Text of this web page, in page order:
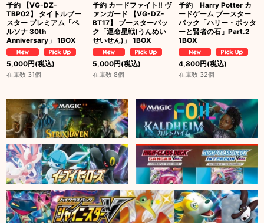
予約 【VG-DZ-
TBP02】 タイトルブー
スター プレミアム「ペ
ルソナ 30th
Anniversary」 1BOX
5,000円(税込)
在庫数 31個
予約 カードファイト!! ヴ
ァンガード 【VG-DZ-
BT17】 ブースターパッ
ク「運命星戦(うんめい
せいせん)」 1BOX
5,000円(税込)
在庫数 8個
予約 Harry Potter カ
ードゲーム ブースター
パック「ハリー・ポッタ
ーと賢者の石」Part.2
1BOX
4,800円(税込)
在庫数 32個